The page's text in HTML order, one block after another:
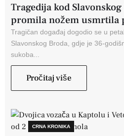
Tragedija kod
promila nožem usmrtila
Tragičan događaj dogodio se u
Slavonskog Broda, gdje je 36-
sukoba...
Pročitaj više
CRNA KRONIKA